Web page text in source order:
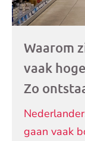
Waarom
vaak
Zo
gaan vaak